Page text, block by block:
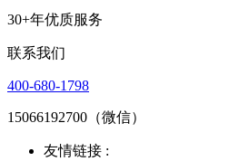
30+年优质服务
联系我们
400-680-1798
15066192700（微信）
友情链接 :